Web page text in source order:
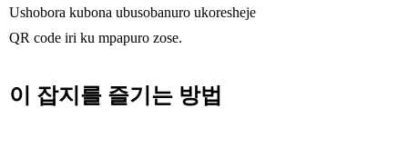
Ushobora kubona ubusobanuro ukoresheje
QR code iri ku mpapuro zose.
이 잡지를 즐기는 방법